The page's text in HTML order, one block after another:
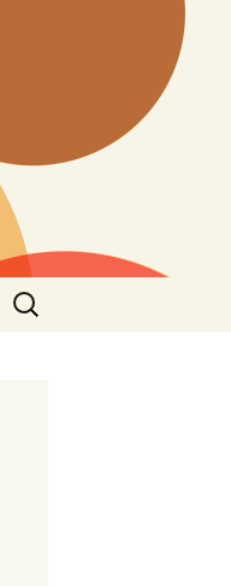
Търсене
за: